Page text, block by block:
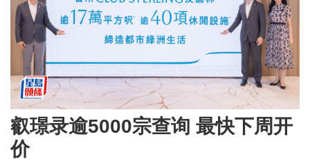
叡璟录逾5000宗查询 最快下周开
价